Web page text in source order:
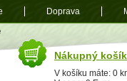
Nákupný košík
V košíku máte: 0
Doprava